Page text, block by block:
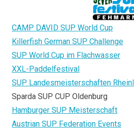
CAMP DAVID SUP World Cup
Killerfish German SUP Challenge
SUP World Cup im Flachwasser
XXL-Paddelfestival
SUP Landesmeisterschaften
Sparda SUP CUP Oldenburg
Hamburger SUP Meisterschaft
Austrian SUP Federation Events